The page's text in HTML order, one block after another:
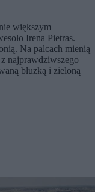
większym
Irena Pietras.
Na palcach mienią
najprawdziwszego
bluzką i zieloną